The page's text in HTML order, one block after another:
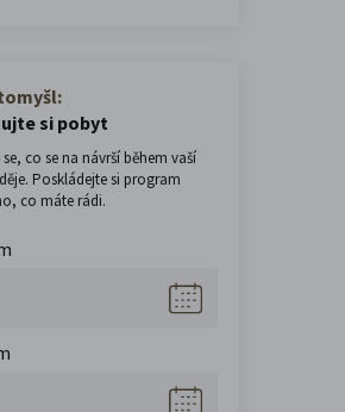
si pobyt
co se na návrší během vaší
Poskládejte si program
co máte rádi.